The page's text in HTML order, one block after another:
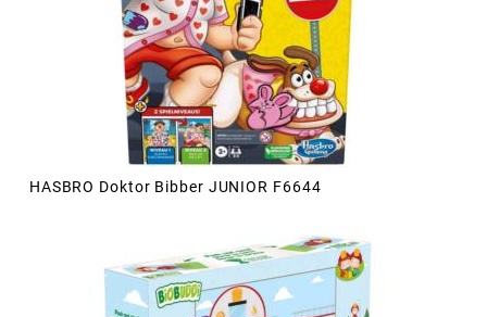
HASBRO Doktor Bibber JUNIOR F6644